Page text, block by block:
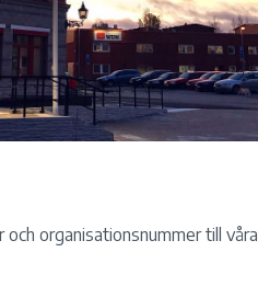
organisationsnummer till våra